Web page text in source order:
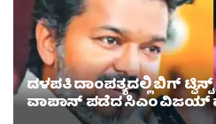
ದಳಪತಿ ದಾಂಪತ್ಯದಲ್ಲಿ ಬಿಗ್
ವಾಪಾಸ್‌ ಪಡೆದ ಸಿಎಂ ವಿಜಯ್